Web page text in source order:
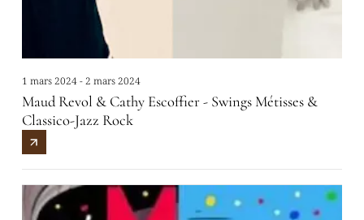
1 mars 2024 - 2 mars 2024
Maud Revol & Cathy Escoffier - Swings Métisses &
Classico-Jazz Rock